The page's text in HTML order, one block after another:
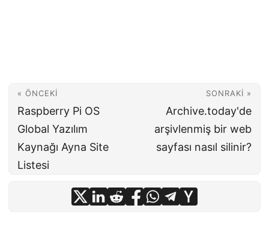
« ÖNCEKI
Raspberry Pi OS
Global Yazılım
Kaynağı Ayna Site
Listesi
SONRAKI »
Archive.today'de
arşivlenmiş bir web
sayfası nasıl silinir?